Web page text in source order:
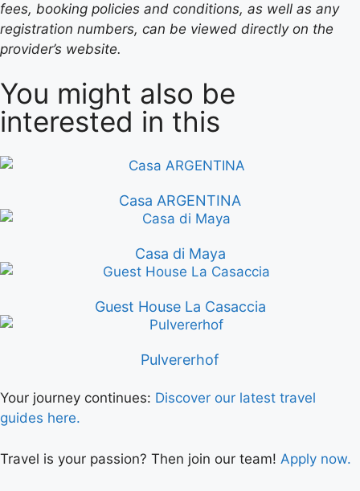
fees, booking policies and conditions, as well as any
registration numbers, can be viewed directly on the
provider’s website.
You might also be
interested in this
Casa ARGENTINA
Casa di Maya
Guest House La Casaccia
Pulvererhof
Your journey continues: Discover our latest travel
guides here.
Travel is your passion? Then join our team! Apply now.